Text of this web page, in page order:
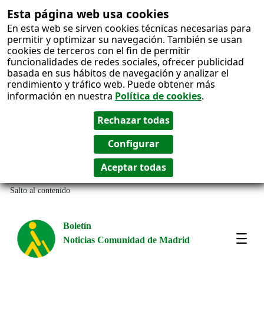
Esta página web usa cookies
En esta web se sirven cookies técnicas necesarias para
permitir y optimizar su navegación. También se usan
cookies de terceros con el fin de permitir
funcionalidades de redes sociales, ofrecer publicidad
basada en sus hábitos de navegación y analizar el
rendimiento y tráfico web. Puede obtener más
información en nuestra Política de cookies.
Salto al contenido
Boletín
Noticias Comunidad de Madrid